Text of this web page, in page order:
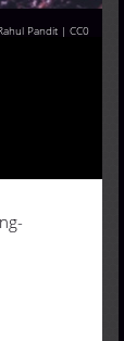
Pandit| CC0